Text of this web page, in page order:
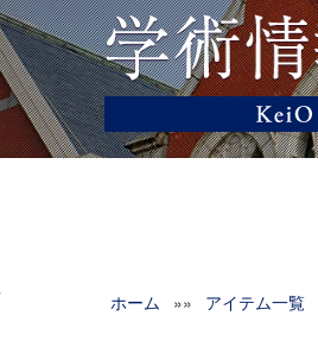
ホーム »» アイテム一覧